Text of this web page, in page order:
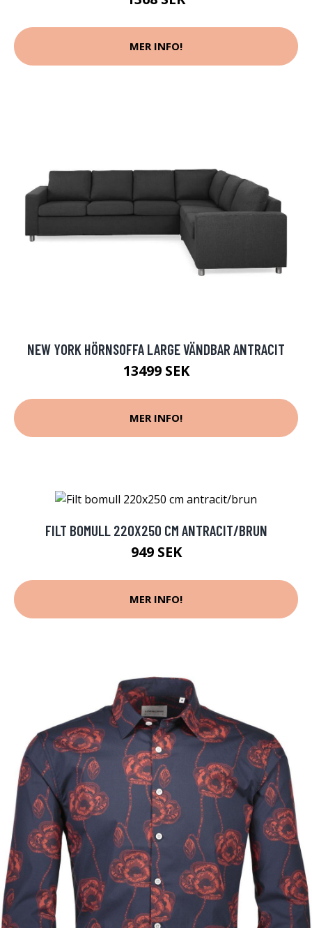
MER INFO!
NEW YORK HÖRNSOFFA LARGE VÄNDBAR ANTRACIT
13499 SEK
MER INFO!
FILT BOMULL 220X250 CM ANTRACIT/BRUN
949 SEK
MER INFO!